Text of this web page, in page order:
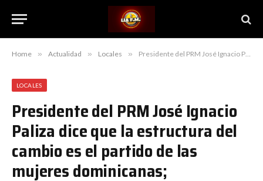
Home » Actualidad » Locales » Presidente del PRM José Ignacio Paliza dice que la estructura del cambio es el partido de las mujeres dominicanas; juramentan Frente de Mujeres Modernas
LOCALES
Presidente del PRM José Ignacio
Paliza dice que la estructura del
cambio es el partido de las
mujeres dominicanas;